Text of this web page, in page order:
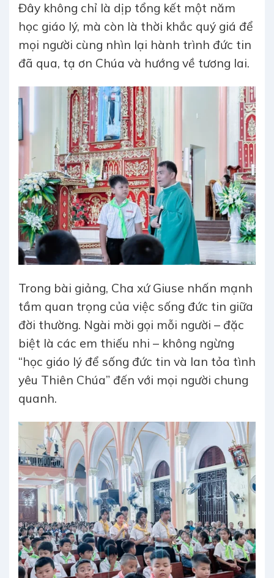
Đây không chỉ là dịp tổng kết một năm
học giáo lý, mà còn là thời khắc quý giá để
mọi người cùng nhìn lại hành trình đức tin
đã qua, tạ ơn Chúa và hướng về tương lai.
Trong bài giảng, Cha xứ Giuse nhấn mạnh
tầm quan trọng của việc sống đức tin giữa
đời thường. Ngài mời gọi mỗi người – đặc
biệt là các em thiếu nhi – không ngừng
“học giáo lý để sống đức tin và lan tỏa tình
yêu Thiên Chúa” đến với mọi người chung
quanh.